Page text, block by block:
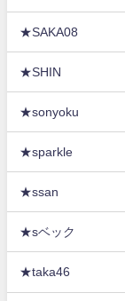
★SAKA08
★SHIN
★sonyoku
★sparkle
★ssan
★sベック
★taka46